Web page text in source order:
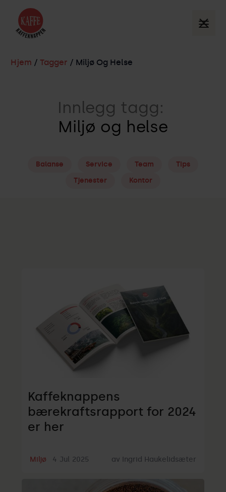
Hjem / Tagger / Miljø Og Helse
Innlegg tagg:
Miljø og helse
Balanse Service Team
Tips
Tjenester
Kontor
Kaffeknappens
bærekraftsrapport for 2024
er her
Miljø 4 Jul 2025 av Ingrid Haukelidsæter